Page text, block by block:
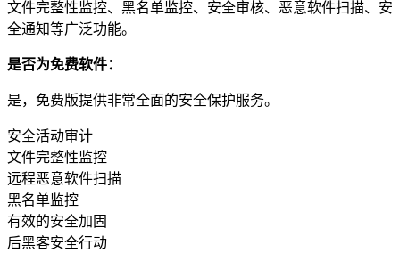
文件完整性监控、黑名单监控、安全审核、恶意软件扫描、安
全通知等广泛功能。
是否为免费软件：
是，免费版提供非常全面的安全保护服务。
安全活动审计
文件完整性监控
远程恶意软件扫描
黑名单监控
有效的安全加固
后黑客安全行动